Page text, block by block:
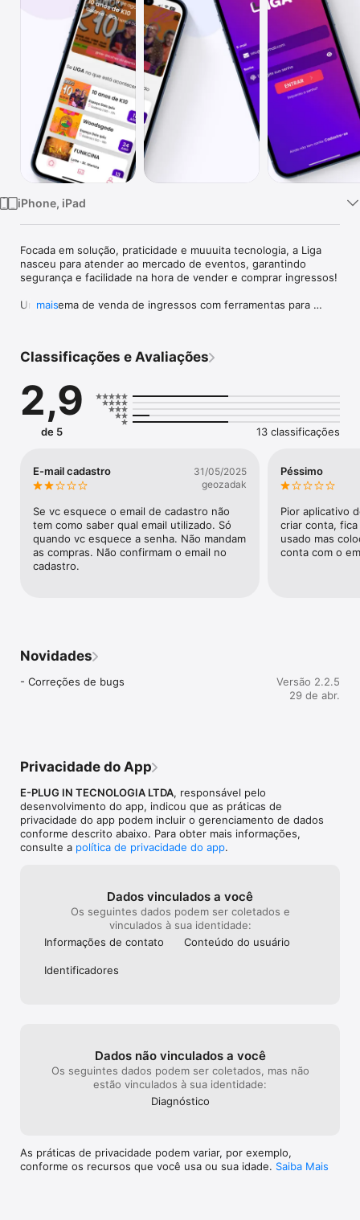
iPhone, iPad
Focada em solução, praticidade e muuuita tecnologia, a Liga
nasceu para atender ao mercado de eventos, garantindo
segurança e facilidade na hora de vender e comprar ingressos!
Um sistema de venda de ingressos com ferramentas para
congressos, festas, festivais e eventos corporativos a
proporcionarem a MELHOR experiência para o cliente na hora
de comprar e acessar o evento.
Temos como um dos nossos pilares, a segurança, e por isso
evento através de reconhecimento facial, QR code, inscrições
e RFID.
É na conexão que essa LIGA rola, e aí, vem com a gente
nessa?
mais
Classificações e Avaliações
2,9
de 5 13 classificações
E-mail cadastro
31/05/2025
geozadak
Se vc esquece o email de cadastro não
tem como saber qual email utilizado. Só
quando vc esquece a senha. Não mandam
as compras. Não confirmam o email no
cadastro.
Péssimo
Pior aplicativo
criar conta,
usado mas
conta com o
Novidades
- Correções de bugs
Versão 2.2.5
29 de abr.
Privacidade do App
E-PLUG IN TECNOLOGIA LTDA, responsável pelo
desenvolvimento do app, indicou que as práticas de
privacidade do app podem incluir o gerenciamento de dados
conforme descrito abaixo. Para obter mais informações,
consulte a política de privacidade do app.
Dados vinculados a você
Os seguintes dados podem ser coletados e
vinculados à sua identidade:
Informações de contato
Conteúdo do usuário
Identificado­res
Dados não vinculados a você
Os seguintes dados podem ser coletados, mas não
estão vinculados à sua identidade:
Diagnóstico
As práticas de privacidade podem variar, por exemplo,
conforme os recursos que você usa ou sua idade. Saiba Mais